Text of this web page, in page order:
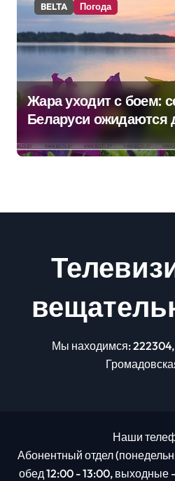
BELTA Погода
Жара уходит с боем:
Беларуси ожидаются
грозы
Мы находимся:
Наши
Абонентный отдел
обед 12:00 - 13:00, выходные